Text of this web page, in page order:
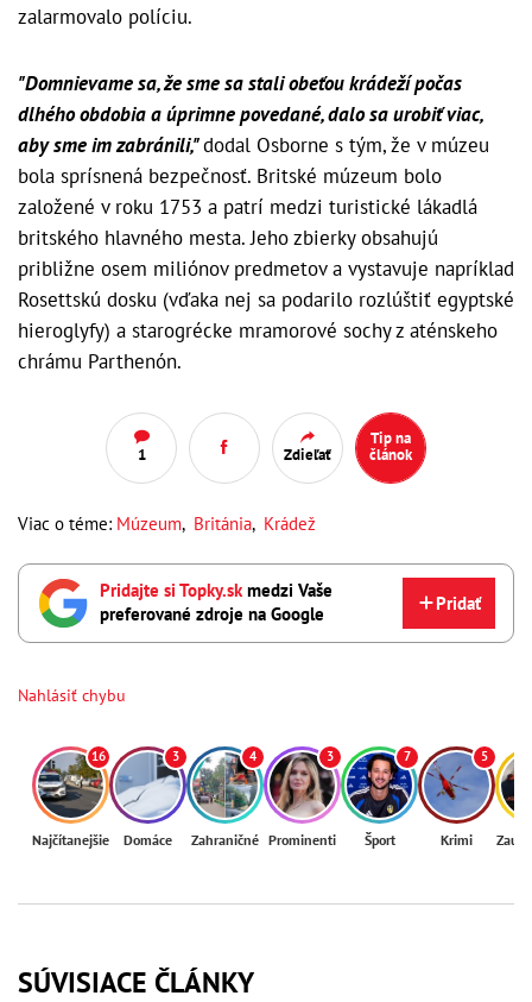
zalarmovalo políciu.
"Domnievame sa, že sme sa stali obeťou krádeží počas
dlhého obdobia a úprimne povedané, dalo sa urobiť viac,
aby sme im zabránili,"dodal Osborne s tým, že v múzeu
bola sprísnená bezpečnosť. Britské múzeum bolo
založené v roku 1753 a patrí medzi turistické lákadlá
britského hlavného mesta. Jeho zbierky obsahujú
približne osem miliónov predmetov a vystavuje napríklad
Rosettskú dosku (vďaka nej sa podarilo rozlúštiť egyptské
hieroglyfy) a starogrécke mramorové sochy z aténskeho
chrámu Parthenón.
1 Zdieľať
Tip na
článok
Viac o téme: Múzeum, Británia, Krádež
Pridajte si Topky.skmedzi Vaše
preferované zdroje na Google
Pridať
Nahlásiť chybu
16
Najčítanejšie
3
Domáce
4
Zahraničné
3
Prominenti
7
Šport
5
Krimi
SÚVISIACE ČLÁNKY